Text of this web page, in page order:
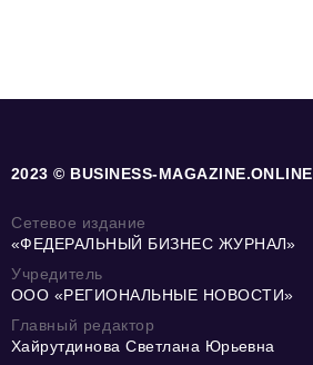
2023 © BUSINESS-MAGAZINE.ONLINE
Сетевое издание
«ФЕДЕРАЛЬНЫЙ БИЗНЕС ЖУРНАЛ»
Учредитель
ООО «РЕГИОНАЛЬНЫЕ НОВОСТИ»
Главный редактор
Хайрутдинова Светлана Юрьевна